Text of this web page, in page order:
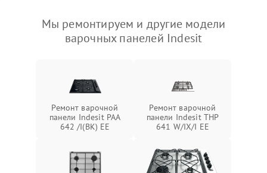
Мы ремонтируем и другие модели
варочных панелей Indesit
Ремонт варочной
панели Indesit PAA
642 /I(BK) EE
Ремонт варочной
панели Indesit THP
641 W/IX/I EE